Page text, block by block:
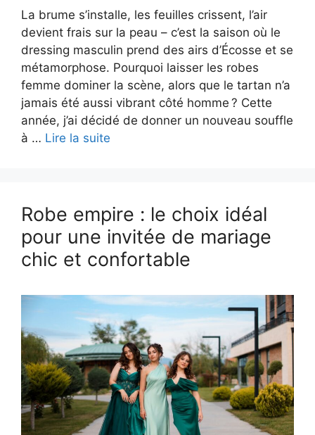
La brume s’installe, les feuilles crissent, l’air
devient frais sur la peau – c’est la saison où le
dressing masculin prend des airs d’Écosse et se
métamorphose. Pourquoi laisser les robes
femme dominer la scène, alors que le tartan n’a
jamais été aussi vibrant côté homme ? Cette
année, j’ai décidé de donner un nouveau souffle
à … Lire la suite
Robe empire : le choix idéal
pour une invitée de mariage
chic et confortable